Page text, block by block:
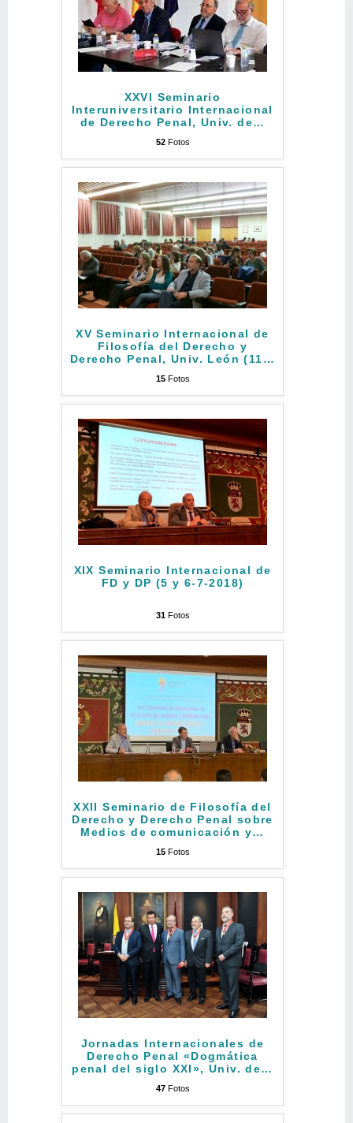
XXVI Seminario
Interuniversitario Internacional
de Derecho Penal, Univ. de…
52Fotos
XV Seminario Internacional de
Filosofía del Derecho y
Derecho Penal, Univ. León (11…
15Fotos
XIX Seminario Internacional de
FD y DP (5 y 6-7-2018)
31Fotos
XXII Seminario de Filosofía del
Derecho y Derecho Penal sobre
Medios de comunicación y…
15Fotos
Jornadas Internacionales de
Derecho Penal «Dogmática
penal del siglo XXI», Univ. de…
47Fotos